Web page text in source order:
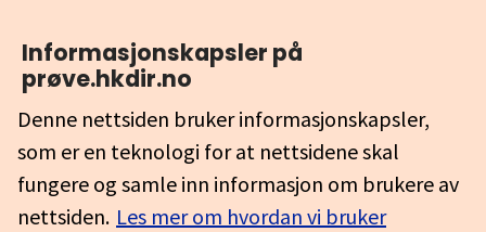
Informasjonskapsler på
prøve.hkdir.no
Denne nettsiden bruker informasjonskapsler,
som er en teknologi for at nettsidene skal
fungere og samle inn informasjon om brukere av
nettsiden. Les mer om hvordan vi bruker